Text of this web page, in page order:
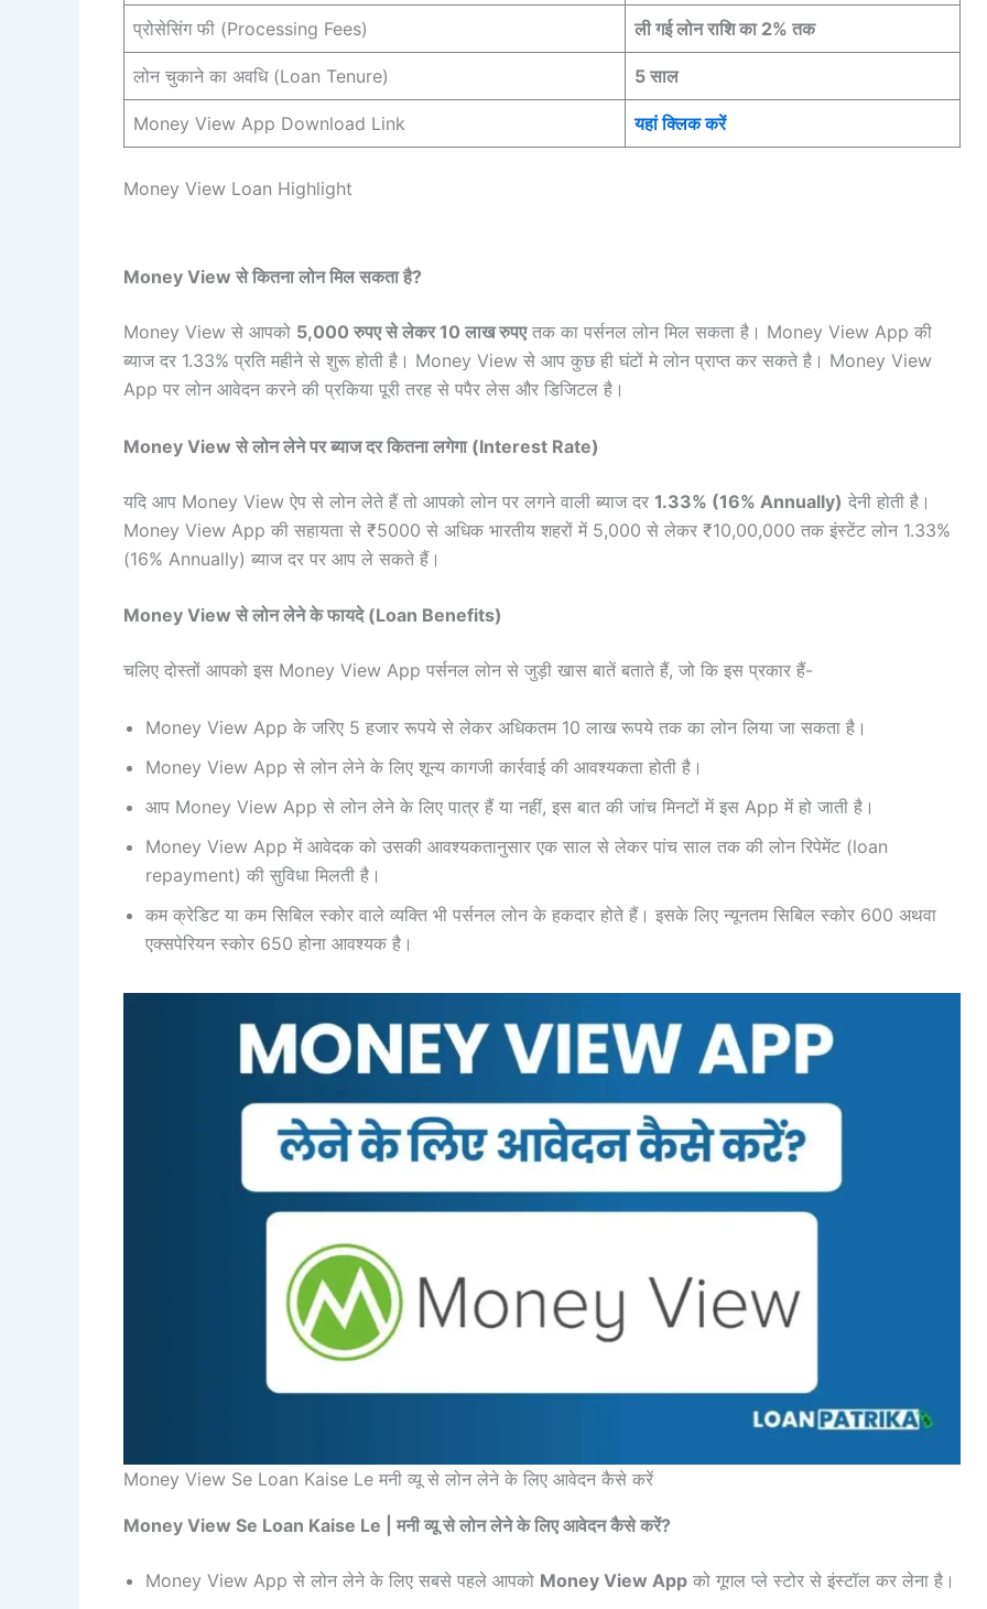
प्रोसेसिंग फी (Processing Fees) ली गई लोन राशि का 2% तक
लोन चुकाने का अवधि (Loan Tenure) 5 साल
Money View App Download Link यहां क्लिक करें
Money View Loan Highlight
Money View से कितना लोन मिल सकता है?
Money View से आपको 5,000 रुपए से लेकर 10 लाख रुपएतक का पर्सनल लोन मिल सकता है। Money View App की
ब्याज दर 1.33% प्रति महीने से शुरू होती है। Money View से आप कुछ ही घंटों मे लोन प्राप्त कर सकते है। Money View
App पर लोन आवेदन करने की प्रकिया पूरी तरह से पपैर लेस और डिजिटल है।
Money View से लोन लेने पर ब्याज दर कितना लगेगा (Interest Rate)
यदि आप Money View ऐप से लोन लेते हैं तो आपको लोन पर लगने वाली ब्याज दर 1.33% (16% Annually) देनी होती है।
Money View App की सहायता से ₹5000 से अधिक भारतीय शहरों में 5,000 से लेकर ₹10,00,000 तक इंस्टेंट लोन 1.33%
(16% Annually) ब्याज दर पर आप ले सकते हैं।
Money View से लोन लेने के फायदे (Loan Benefits)
चलिए दोस्तों आपको इस Money View App पर्सनल लोन से जुड़ी खास बातें बताते हैं, जो कि इस प्रकार हैं-
Money View App के जरिए 5 हजार रूपये से लेकर अधिकतम 10 लाख रूपये तक का लोन लिया जा सकता है।
Money View App से लोन लेने के लिए शून्य कागजी कार्रवाई की आवश्यकता होती है।
आप Money View App से लोन लेने के लिए पात्र हैं या नहीं, इस बात की जांच मिनटों में इस App में हो जाती है।
Money View App में आवेदक को उसकी आवश्यकतानुसार एक साल से लेकर पांच साल तक की लोन रिपेमेंट (loan
repayment) की सुविधा मिलती है।
कम क्रेडिट या कम सिबिल स्कोर वाले व्यक्ति भी पर्सनल लोन के हकदार होते हैं। इसके लिए न्यूनतम सिबिल स्कोर 600 अथवा
एक्सपेरियन स्कोर 650 होना आवश्यक है।
Money View Se Loan Kaise Le मनी व्यू से लोन लेने के लिए आवेदन कैसे करें
Money View Se Loan Kaise Le | मनी व्यू से लोन लेने के लिए आवेदन कैसे करें?
Money View App से लोन लेने के लिए सबसे पहले आपको Money View App को गूगल प्ले स्टोर से इंस्टॉल कर लेना है।